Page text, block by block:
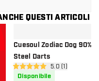
QUESTI ARTICOLI
Cuesoul Zodiac Dog 90%
Steel Darts
apri pannello
5 stelle di valutazione
5.0 (1)
Disponibile